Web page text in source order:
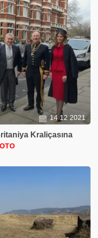
14 12 2021
Kraliçasına